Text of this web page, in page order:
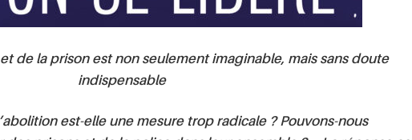
de la prison est non seulement imaginable, mais sans doute
indispensable
est-elle une mesure trop radicale ? Pouvons-nous